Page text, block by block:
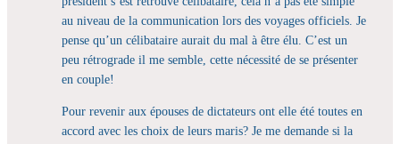
au niveau de la communication lors des voyages officiels. Je
pense qu’un célibataire aurait du mal à être élu. C’est un
peu rétrograde il me semble, cette nécessité de se présenter
en couple!
Pour revenir aux épouses de dictateurs ont elle été toutes en
accord avec les choix de leurs maris? Je me demande si la